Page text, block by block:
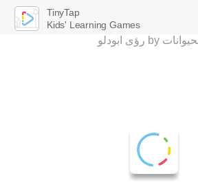
TinyTap
Kids' Learning Games